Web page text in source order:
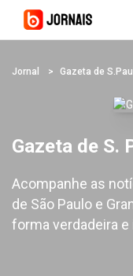
Jornal Gazeta de
Gazeta de S.
Acompanhe as
de São Paulo e
forma verdadeira